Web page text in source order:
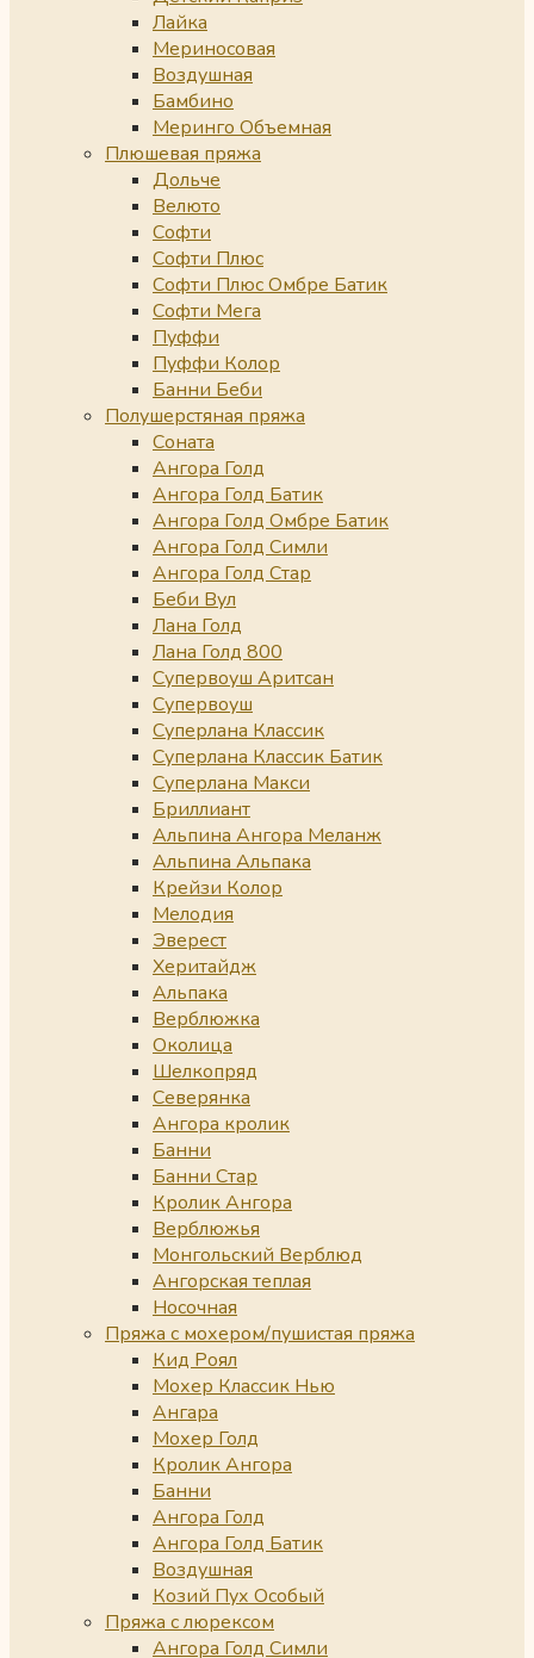
Лайка
Мериносовая
Воздушная
Бамбино
Меринго Объемная
Плюшевая пряжа
Дольче
Велюто
Софти
Софти Плюс
Софти Плюс Омбре Батик
Софти Мега
Пуффи
Пуффи Колор
Банни Беби
Полушерстяная пряжа
Соната
Ангора Голд
Ангора Голд Батик
Ангора Голд Омбре Батик
Ангора Голд Симли
Ангора Голд Стар
Беби Вул
Лана Голд
Лана Голд 800
Супервоуш Аритсан
Супервоуш
Суперлана Классик
Суперлана Классик Батик
Суперлана Макси
Бриллиант
Альпина Ангора Меланж
Альпина Альпака
Крейзи Колор
Мелодия
Эверест
Херитайдж
Альпака
Верблюжка
Околица
Шелкопряд
Северянка
Ангора кролик
Банни
Банни Стар
Кролик Ангора
Верблюжья
Монгольский Верблюд
Ангорская теплая
Носочная
Пряжа с мохером/пушистая пряжа
Кид Роял
Мохер Классик Нью
Ангара
Мохер Голд
Кролик Ангора
Банни
Ангора Голд
Ангора Голд Батик
Воздушная
Козий Пух Особый
Пряжа с люрексом
Ангора Голд Симли